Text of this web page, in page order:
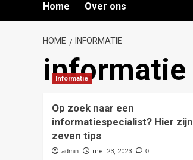
Home Over ons
HOME INFORMATIE
informatie
Informatie
Op zoek naar een
informatiespecialist? Hier zijn
zeven tips
admin mei 23, 2023 0